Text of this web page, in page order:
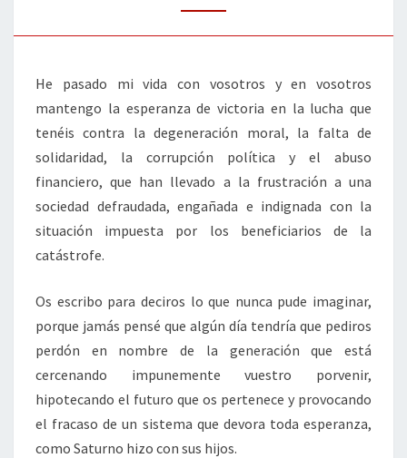
JÓVENES
He pasado mi vida con vosotros y en vosotros
mantengo la esperanza de victoria en la lucha que
tenéis contra la degeneración moral, la falta de
solidaridad, la corrupción política y el abuso
financiero, que han llevado a la frustración a una
sociedad defraudada, engañada e indignada con la
situación impuesta por los beneficiarios de la
catástrofe.
Os escribo para deciros lo que nunca pude imaginar,
porque jamás pensé que algún día tendría que pediros
perdón en nombre de la generación que está
cercenando impunemente vuestro porvenir,
hipotecando el futuro que os pertenece y provocando
el fracaso de un sistema que devora toda esperanza,
como Saturno hizo con sus hijos.